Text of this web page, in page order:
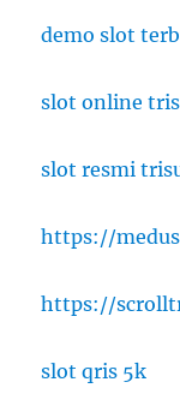
demo slot
slot online
slot resmi
https://
https://
slot qris 5k